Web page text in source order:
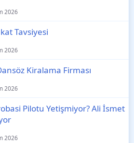
2026
Tavsiyesi
2026
Kiralama Firması
2026
Pilotu Yetişmiyor? Ali İsmet
2026